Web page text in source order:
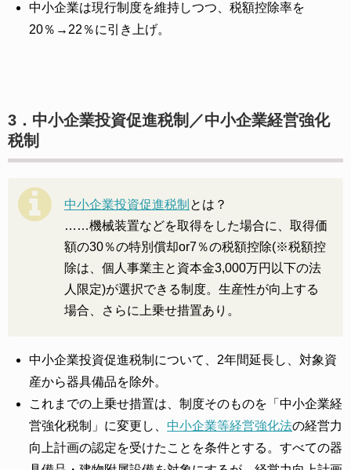
中小企業は現行制度を維持しつつ、税額控除率を
20％→22％に引き上げ。
3．中小企業投資促進税制／中小企業経営強化
税制
中小企業投資促進税制 とは？
……機械装置などを取得をした場合に、取得価
額の30％の特別償却or7％の税額控除(※税額控
除は、個人事業主と資本金3,000万円以下の法
人限定)が選択できる制度。生産性が向上する
場合、さらに上乗せ措置あり。
中小企業投資促進税制について、2年間延長し、対象資
産から器具備品を除外。
これまでの上乗せ措置は、制度そのものを「中小企業経
営強化税制」に変更し、中小企業等経営強化法の経営力
向上計画の認定を受けたことを条件とする。すべての器